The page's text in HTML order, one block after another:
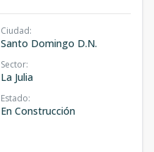
Ciudad:
Santo Domingo D.N.
Sector:
La Julia
Estado:
En Construcción